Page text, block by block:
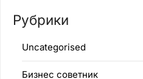
Рубрики
Uncategorised
Бизнес советник